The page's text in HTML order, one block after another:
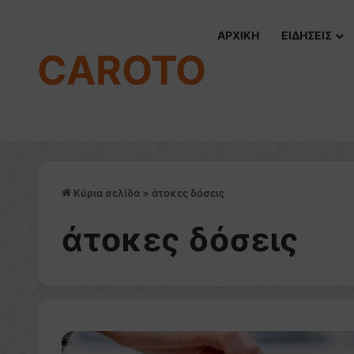
CAROTO
ΑΡΧΙΚΗ ΕΙΔΗΣΕΙΣ
Κύρια σελίδα > άτοκες δόσεις
άτοκες δόσεις